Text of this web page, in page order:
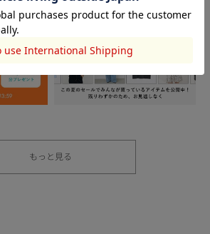
もっと見る